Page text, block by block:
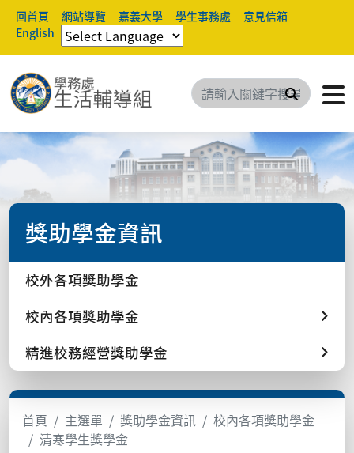
回首頁 網站導覽 嘉義大學 學生事務處
意見信箱
English
搜尋
獎助學金資訊
校外各項獎助學金
校內各項獎助學金
精進校務經營獎助學金
首頁 主選單 獎助學金資訊
校內各項獎助學金
清寒學生獎學金